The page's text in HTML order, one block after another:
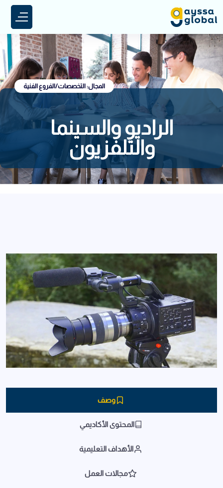
المجال: التخصصات/الفروع الفنية
الراديو والسينما
والتلفزيون
وصف
المحتوى الأكاديمي
الأهداف التعليمية
مجالات العمل